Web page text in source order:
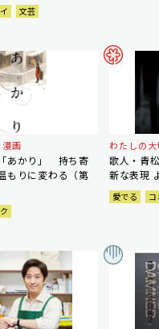
文芸
画
あかり」 持ち寄
もりに変わる（第
わたしの大
歌人・青
新な表現
愛でる コ